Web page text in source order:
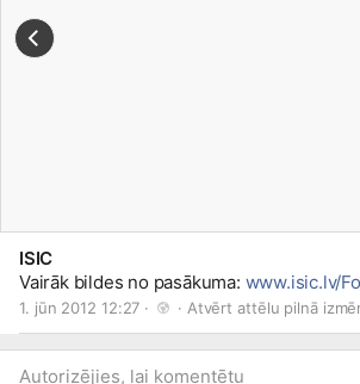
ISIC
Vairāk bildes no pasākuma: www.isic.lv/
1. jūn 2012 12:27 · · Atvērt attēlu pilnā
Autorizējies, lai komentētu